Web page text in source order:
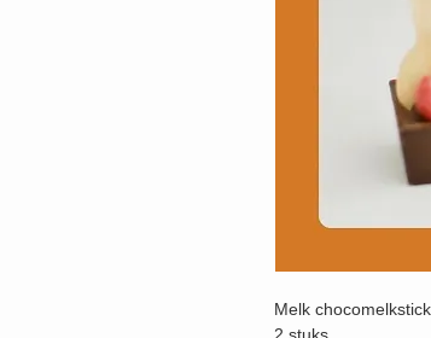
Melk